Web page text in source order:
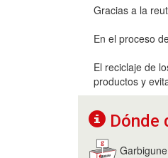
Gracias a la
En el proceso
El reciclaje de
productos y
Dónde
Garbigune